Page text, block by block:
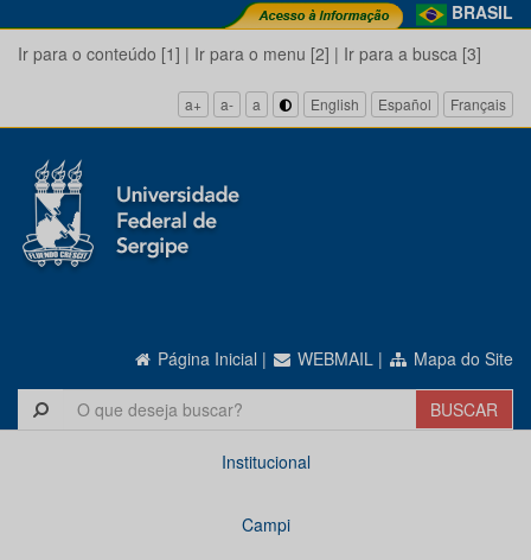
BRASIL
Ir para o conteúdo [1] | Ir para o menu [2] | Ir para a busca [3]
a+ a- a English Español Français
Página Inicial | WEBMAIL | Mapa do Site
Institucional
Campi